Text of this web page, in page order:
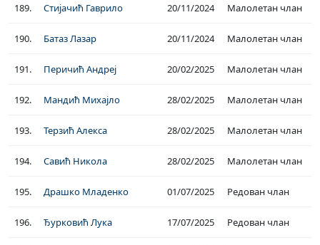
189. Стијачић Гаврило 20/11/2024 Малолетан члан
190. Батаз Лазар 20/11/2024 Малолетан члан
191. Перичић Андреј 20/02/2025 Малолетан члан
192. Мандић Михајло 28/02/2025 Малолетан члан
193. Терзић Алекса 28/02/2025 Малолетан члан
194. Савић Никола 28/02/2025 Малолетан члан
195. Драшко Младенко 01/07/2025 Редован члан
196. Ђурковић Лука 17/07/2025 Редован члан